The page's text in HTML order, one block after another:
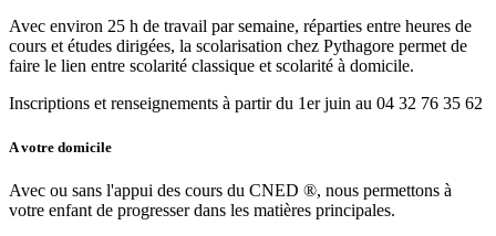
Avec environ 25 h de travail par semaine, réparties entre heures de
cours et études dirigées, la scolarisation chez Pythagore permet de
faire le lien entre scolarité classique et scolarité à domicile.
Inscriptions et renseignements à partir du 1er juin au 04 32 76 35 62
A votre domicile
Avec ou sans l'appui des cours du CNED ®, nous permettons à
votre enfant de progresser dans les matières principales.